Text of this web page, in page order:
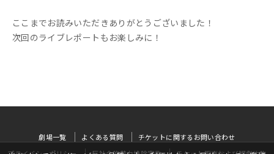
ここまでお読みいただきありがとうございました！
次回のライブレポートもお楽しみに！
劇場一覧 よくある質問
チケットに関するお問い合わせ